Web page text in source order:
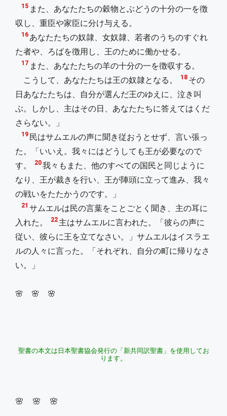
15 また、あなたたちの穀物とぶどうの十分の一を徴
収し、重臣や家臣に分け与える。
16 あなたたちの奴隷、女奴隷、若者のうちのすぐれ
た者や、ろばを徴用し、王のために働かせる。
17 また、あなたたちの羊の十分の一を徴収する。
こうして、あなたたちは王の奴隷となる。
18 その
日あなたたちは、自分が選んだ王のゆえに、泣き叫
ぶ。しかし、主はその日、あなたたちに答えてはくだ
さらない。」
19 民はサムエルの声に聞き従おうとせず、言い張っ
た。「いいえ。我々にはどうしても王が必要なので
す。
20我々もまた、他のすべての国民と同じように
なり、王が裁きを行い、王が陣頭に立って進み、我々
の戦いをたたかうのです。」
21 サムエルは民の言葉をことごとく聞き、主の耳に
入れた。
22 主はサムエルに言われた。「彼らの声に
従い、彼らに王を立てなさい。」サムエルはイスラエ
ルの人々に言った。「それぞれ、自分の町に帰りなさ
い。」
🌸 🌸 🌸
聖書の本文は日本聖書協会発行の「新共同訳聖書」を使用してお
ります。
🌸 🌸 🌸